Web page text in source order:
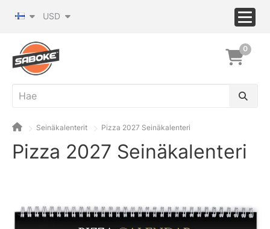
USD
0
Seinäkalenterit Pizza 2027 Seinäkalenteri
Pizza 2027 Seinäkalenteri